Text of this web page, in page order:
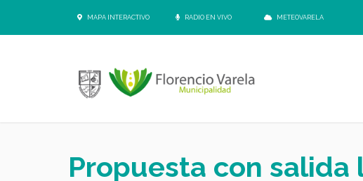
MAPA INTERACTIVO RADIO EN VIVO METEOVARELA
Propuesta con